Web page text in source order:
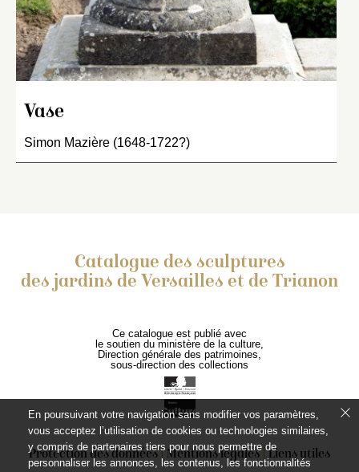
Vase
Simon Mazière (1648-1722?)
Catalogue des sculptures
des jardins de Versailles et de Trianon
Ce catalogue est publié avec
le soutien du ministère de la culture,
Direction générale des patrimoines,
sous-direction des collections
Protection des données Mentions légales Liens utiles
En poursuivant votre navigation sans modifier vos paramètres,
vous acceptez l’utilisation de cookies ou technologies similaires,
y compris de partenaires tiers pour nous permettre de
personnaliser les annonces, les contenus, les fonctionnalités